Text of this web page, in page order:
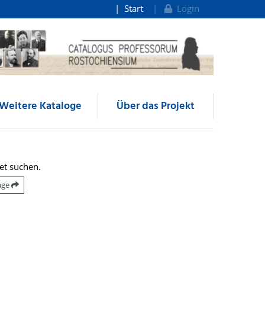
Start Login
Kataloge Über das Projekt
suchen.